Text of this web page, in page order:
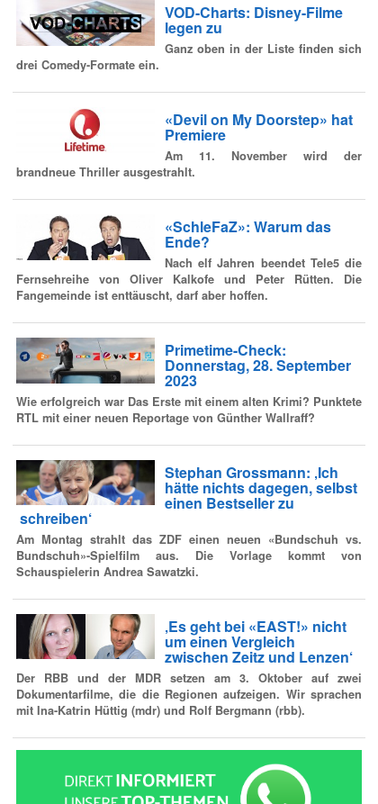
VOD-Charts: Disney-Filme
legen zu
Ganz oben in der Liste finden sich
drei Comedy-Formate ein.
«Devil on My Doorstep» hat
Premiere
Am 11. November wird der
brandneue Thriller ausgestrahlt.
«SchleFaZ»: Warum das
Ende?
Nach elf Jahren beendet Tele5 die
Fernsehreihe von Oliver Kalkofe und Peter Rütten. Die
Fangemeinde ist enttäuscht, darf aber hoffen.
Primetime-Check:
Donnerstag, 28. September
2023
Wie erfolgreich war Das Erste mit einem alten Krimi? Punktete
RTL mit einer neuen Reportage von Günther Wallraff?
Stephan Grossmann: ‚Ich
hätte nichts dagegen, selbst
einen Bestseller zu
schreiben‘
Am Montag strahlt das ZDF einen neuen «Bundschuh vs.
Bundschuh»-Spielfilm aus. Die Vorlage kommt von
Schauspielerin Andrea Sawatzki.
‚Es geht bei «EAST!» nicht
um einen Vergleich
zwischen Zeitz und Lenzen‘
Der RBB und der MDR setzen am 3. Oktober auf zwei
Dokumentarfilme, die die Regionen aufzeigen. Wir sprachen
mit Ina-Katrin Hüttig (mdr) und Rolf Bergmann (rbb).